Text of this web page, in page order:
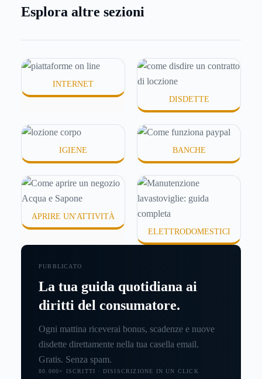
meno confortevole. Eppure, proprio nei mesi caldi,
o difficili da assorbire.
Esplora altre sezioni
INTERNET
DISDETTE
IGIENE BANCHE
APRIRE UN'ATTIVITÀ
ELETTRODOMESTICI
PUBBLICATO
La tua guida quotidiana ai
diritti del consumatore.
Ogni mattina riceverai bonus, scadenze e nuove
disdette direttamente nella tua casella email.
Gratis. Senza spam.
80.000+ ISCRITTI · DISISCRIZIONE IN UN CLICK